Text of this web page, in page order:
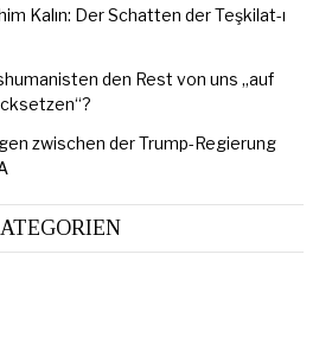
Kalın: Der Schatten der Teşkilat-ı
den Rest von uns „auf
zwischen der Trump-Regierung